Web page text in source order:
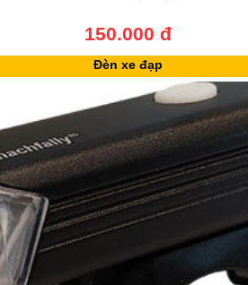
150.000 đ
Đèn xe đạp